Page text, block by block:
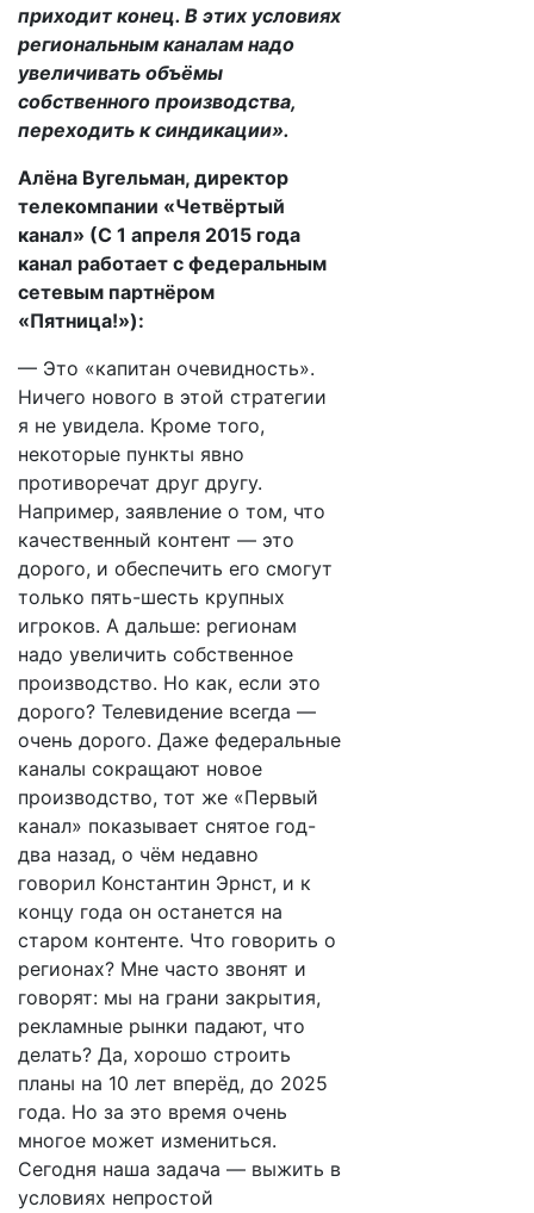
приходит конец. В этих условиях
региональным каналам надо
увеличивать объёмы
собственного производства,
переходить к синдикации».
Алёна Вугельман, директор
телекомпании «Четвёртый
канал» (С 1 апреля 2015 года
канал работает с федеральным
сетевым партнёром
«Пятница!»):
— Это «капитан очевидность».
Ничего нового в этой стратегии
я не увидела. Кроме того,
некоторые пункты явно
противоречат друг другу.
Например, заявление о том, что
качественный контент — это
дорого, и обеспечить его смогут
только пять-шесть крупных
игроков. А дальше: регионам
надо увеличить собственное
производство. Но как, если это
дорого? Телевидение всегда —
очень дорого. Даже федеральные
каналы сокращают новое
производство, тот же «Первый
канал» показывает снятое год-
два назад, о чём недавно
говорил Константин Эрнст, и к
концу года он останется на
старом контенте. Что говорить о
регионах? Мне часто звонят и
говорят: мы на грани закрытия,
рекламные рынки падают, что
делать? Да, хорошо строить
планы на 10 лет вперёд, до 2025
года. Но за это время очень
многое может измениться.
Сегодня наша задача — выжить в
условиях непростой